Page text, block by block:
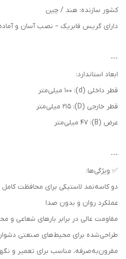
کشور سازنده: هند / چین
دارای گریس فابریک – نصب آسان و
---
ابعاد استاندارد:
قطر داخلی (d): 100 میلی‌متر
قطر خارجی (D): 215 میلی‌متر
عرض (B): 47 میلی‌متر
---
✅ ویژگی‌ها:
دو کاسه‌نمد لاستیکی برای محافظت کامل
عملکرد روان و بدون صدا
مقاومت عالی در برابر بارهای شعاعی و
طراحی‌شده برای محیط‌های صنعتی دشوار
مقرون‌به‌صرفه، مناسب برای تعمیر و